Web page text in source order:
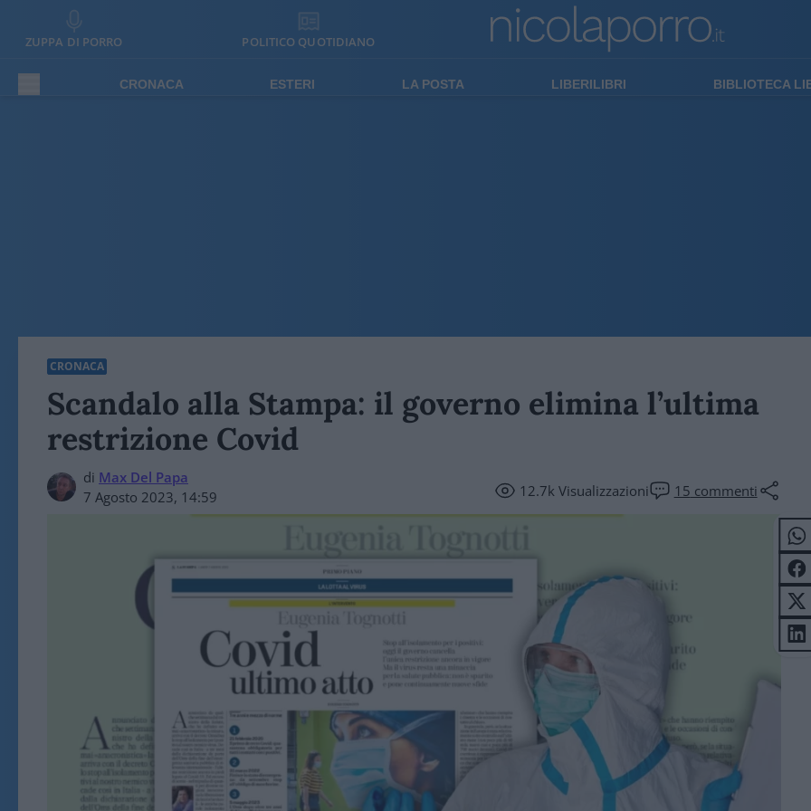
ZUPPA DI PORRO POLITICO QUOTIDIANO
CRONACA ESTERI LA POSTA LIBERILIBRI BIBLIOTECA
CRONACA
Scandalo alla Stampa: il governo elimina l’ultima
restrizione Covid
di Max Del Papa
7 Agosto 2023, 14:59
12.7kVisualizzazioni 15 commenti